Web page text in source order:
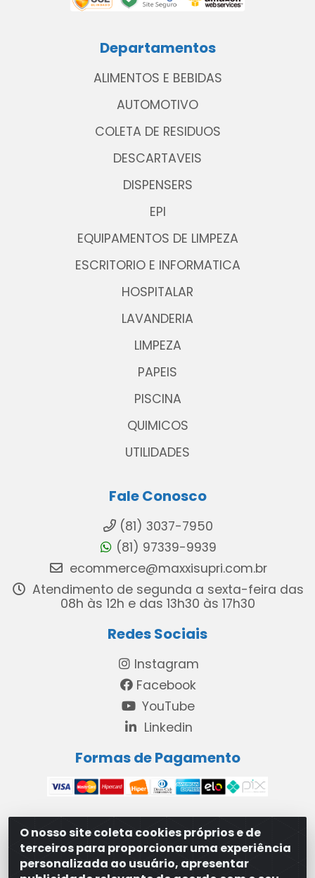
O nosso site coleta cookies próprios e de
terceiros para proporcionar uma experiência
personalizada ao usuário, apresentar
Departamentos
ALIMENTOS E BEBIDAS
AUTOMOTIVO
COLETA DE RESIDUOS
DESCARTAVEIS
DISPENSERS
EPI
EQUIPAMENTOS DE LIMPEZA
ESCRITORIO E INFORMATICA
HOSPITALAR
LAVANDERIA
LIMPEZA
PAPEIS
PISCINA
QUIMICOS
UTILIDADES
Fale Conosco
(81) 3037-7950
(81) 97339-9939
ecommerce@maxxisupri.com.br
Atendimento de segunda a sexta-feira das
08h às 12h e das 13h30 às 17h30
Redes Sociais
Instagram
Facebook
YouTube
Linkedin
Formas de Pagamento
MAXXISUPRI COMÉRCIO DE SANEANTES LTDA - Avenida
Antônio Cabral de Souza, 2872 - Maranguape II -
Paulista/PE - CEP 53.421-420 - 31.329.180/0001-83